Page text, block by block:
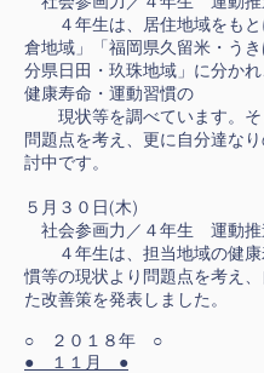
４年生は、居住地域をもと
倉地域」「福岡県久留米・う
分県日田・玖珠地域」に分か
健康寿命・運動習慣の
現状等を調べています。そ
問題点を考え、更に自分達な
討中です。
５月３０日(木)
社会参画力／４年生 運動推
４年生は、担当地域の健康
慣等の現状より問題点を考え、
た改善策を発表しました。
○ ２０１８年 ○
● １１月 ●